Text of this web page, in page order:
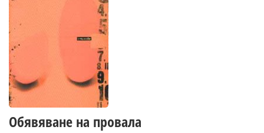
Обявяване на провала